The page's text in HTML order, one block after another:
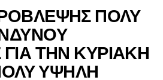
ΠΟΛΥ
ΤΗΝ ΚΥΡΙΑΚΗ
ΥΨΗΛΗ